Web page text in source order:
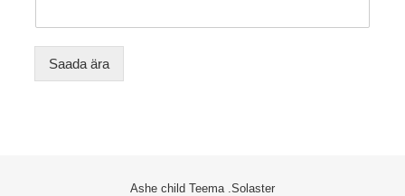
Saada ära
Ashe child Teema .Solaster